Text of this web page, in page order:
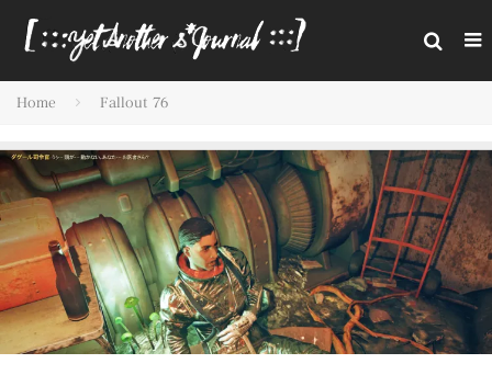
Home Fallout 76